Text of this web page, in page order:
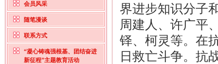
会员风采
随笔漫谈
联系方式
“凝心铸魂强根基、团结奋进
新征程”主题教育活动
界进步知识分子
周建人、许广平
铎、柯灵等。在
日救亡斗争。抗